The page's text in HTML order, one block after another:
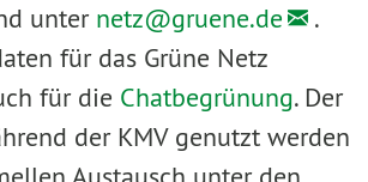
unter netz@gruene.de
.
für das Grüne Netz
für die Chatbegrünung. Der
der KMV genutzt werden